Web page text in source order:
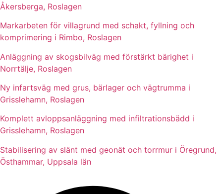
Åkersberga, Roslagen
Markarbeten för villagrund med schakt, fyllning och
komprimering i Rimbo, Roslagen
Anläggning av skogsbilväg med förstärkt bärighet i
Norrtälje, Roslagen
Ny infartsväg med grus, bärlager och vägtrumma i
Grisslehamn, Roslagen
Komplett avloppsanläggning med infiltrationsbädd i
Grisslehamn, Roslagen
Stabilisering av slänt med geonät och torrmur i Öregrund,
Östhammar, Uppsala län